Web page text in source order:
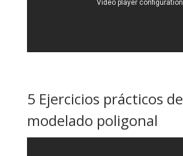
5 Ejercicios prácticos de
modelado poligonal